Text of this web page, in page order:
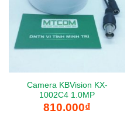
Camera KBVision KX-
1002C4 1.0MP
810.000₫